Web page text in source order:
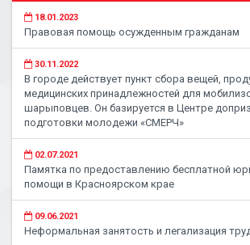
18.01.2023
Правовая помощь осужденным гражданам
30.11.2022
В городе действует пункт сбора вещей,
медицинских принадлежностей для
шарыповцев. Он базируется в Центре
подготовки молодежи «СМЕРЧ»
02.07.2021
Памятка по предоставлению бесплатной
помощи в Красноярском крае
09.06.2021
Неформальная занятость и легализация